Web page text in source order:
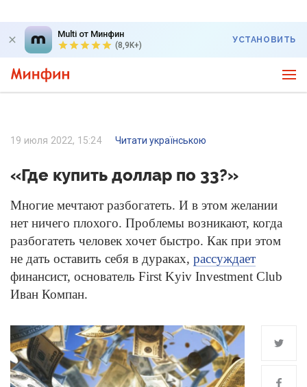
Multi от Минфин
(8,9K+)
УСТАНОВИТЬ
19 июля 2022, 15:24 Читати українською
«Где купить доллар по 33?»
Многие мечтают разбогатеть. И в этом желании
нет ничего плохого. Проблемы возникают, когда
разбогатеть человек хочет быстро. Как при этом
не дать оставить себя в дураках, рассуждает
финансист, основатель First Kyiv Investment Club
Иван Компан.